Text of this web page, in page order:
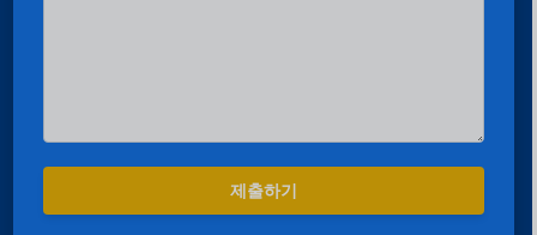
제출하기
العربية
Español